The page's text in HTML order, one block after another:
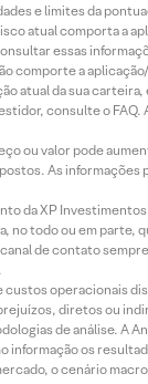
e limites da
atual comporta a
essas
comporte a
atual da sua
consulte o
ou valor pode
As
da XP
no todo ou em
de contato
operacionais
diretos ou
de análise.
os
o cenário